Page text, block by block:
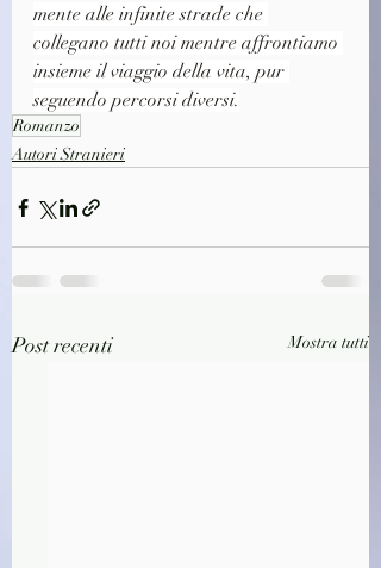
mente alle infinite strade che
collegano tutti noi mentre affrontiamo
insieme il viaggio della vita, pur
seguendo percorsi diversi.
Romanzo
Autori Stranieri
Post recenti Mostra tutti